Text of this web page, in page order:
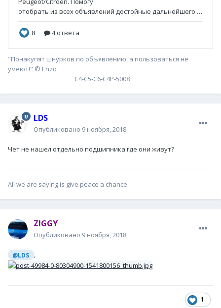
"Понакупят шнурков по объявлению, а пользоваться не
умеют!" © Enzo
С4-С5-С6-С4P-5008
LDS
Опубликовано 9 ноября, 2018
Чет не нашел отдельно подшипника где они живут?
All we are saying is give peace a chance
ZIGGY
Опубликовано 9 ноября, 2018
@LDS ,
1